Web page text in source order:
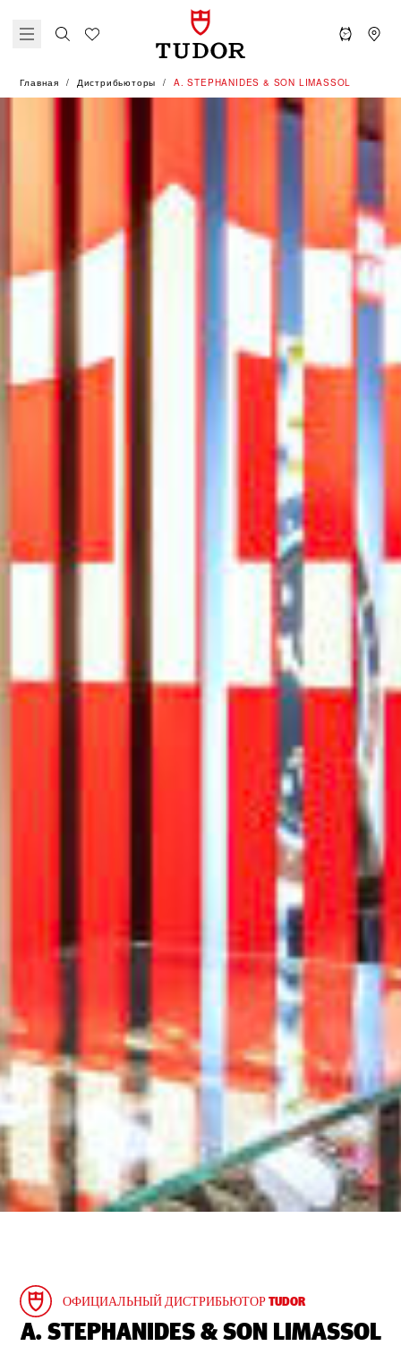
Главная Дистрибьюторы ‭A. STEPHANIDES & SON LIMASSOL‬
ОФИЦИАЛЬНЫЙ ДИСТРИБЬЮТОР TUDOR
‭A. STEPHANIDES & SON LIMASSOL‬